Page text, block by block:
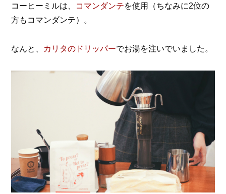
コーヒーミルは、 コマンダンテを使用（ちなみに2位の
方もコマンダンテ）。
なんと、 カリタのドリッパーでお湯を注いでいました。